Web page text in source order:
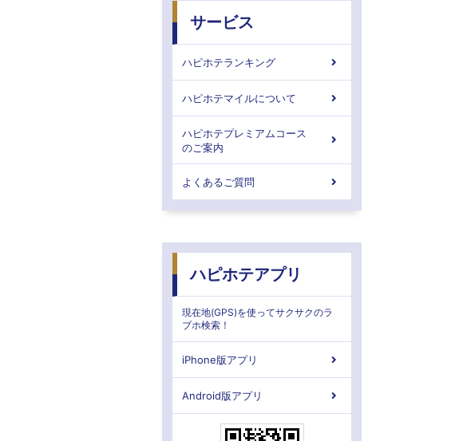
サービス
ハピホテランキング
ハピホテマイルについて
ハピホテプレミアムコース
のご案内
よくあるご質問
ハピホテアプリ
現在地(GPS)を使ってサクサクのラ
ブホ検索！
iPhone版アプリ
Android版アプリ